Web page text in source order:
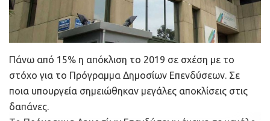
Πάνω από 15% η απόκλιση το 2019 σε σχέση με το
στόχο για το Πρόγραμμα Δημοσίων Επενδύσεων. Σε
ποια υπουργεία σημειώθηκαν μεγάλες αποκλίσεις στις
δαπάνες.